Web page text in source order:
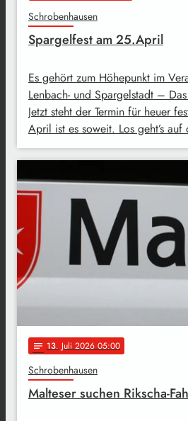
Schrobenhausen
Spargelfest am 25.April
Es gehört zum Höhepunkt im
Lenbach- und Spargelstadt –
Jetzt steht der Termin für heuer
April ist es soweit. Los geht’s
notes 13. Juli 2026 05:00
Schrobenhausen
Malteser suchen Rikscha-